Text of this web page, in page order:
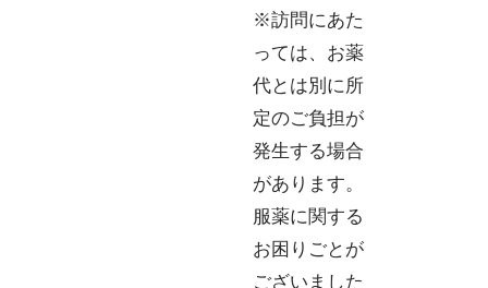
※訪問にあた
っては、 お薬
代とは別に所
定のご負担が
発生する場合
があります。
服薬に関する
お困りごとが
ございました